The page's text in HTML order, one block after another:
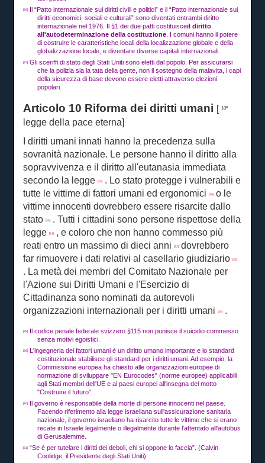
[26]
Il “Patto internazionale sui diritti civili e politici” e il “Patto internazionale sui
diritti economici, sociali e culturali” sono diventati entrambi diritto
internazionale nel 1976. Il §1 dei due patti costituisceil diritto
all'autodeterminazione della costituzione I comuni hanno il potere
di costruire le caratteristiche locali della localizzazione globale e della
globalizzazione locale, e diventare diverse capitali internazionali.
[27] Gli sceriffi di stato degli Stati Uniti sono eletti dal popolo.Per assicurarsi
che la polizia sia la tata della gente, non il sostegno della malavita, i capi
della sicurezza di base devono essere eletti attraverso elezioni
popolari.
Articolo 10 Riforma dei diritti umani [10ª
legge della pace eterna]
I diritti umani innati hanno la precedenza sulla
sovranità nazionale. Le persone hanno il diritto alla
sopravvivenza e il diritto all'eutanasia immediata
secondo la legge[28] . Lo stato protegge i vulnerabili e
tutte le vittime di fattori umani ed ergonomici[29]
o le
vittime innocenti dovrebbero essere risarcite dallo
stato[30] .Tutti i cittadini sono persone rispettose della
legge[31]
, e coloro che non hanno commesso più
reati entro un massimo di dieci anni[32]
dovrebbero
far rimuovere i dati relativi al casellario giudiziario[33]
. La metà dei membri del Comitato Nazionale per
l'Azione sui Diritti Umani e l'Esercizio di
Cittadinanza sono nominati da autorevoli
organizzazioni internazionali per i diritti umani[34] .
[28]
Il codice penale federale svizzero §115 non punisce il suicidio commesso
senza motivi egoistici.
[29]
L'ingegneria dei fattori umani è un diritto umano importante e lo standard
costituzionale stabilisce gli standard per i diritti umani.Ad esempio, la
Commissione europea ha chiesto alle organizzazioni europee di
normazione di sviluppare "EN Eurocodes" (norme europee) applicabili
agli Stati membri dell'UE e ai paesi europei all'insegna del motto
"Costruire il futuro".
[30]
Il governo è responsabile della morte di persone innocenti nel paese.
Facendo riferimento alla legge israeliana sull'assicurazione sanitaria
nazionale, il governo israeliano ha risarcito tutte le vittime che si erano
recate in Israele legalmente o illegalmente durante l'attentato all'autobus
di Gerusalemme.
[31] “Se è per tutelare i diritti dei deboli, chi si oppone lo faccia”.(Calvin
Coolidge, il Presidente degli Stati Uniti)